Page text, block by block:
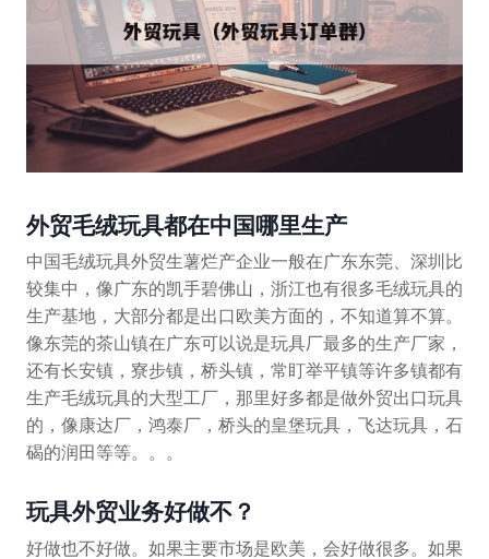
外贸毛绒玩具都在中国哪里生产
中国毛绒玩具外贸生薯烂产企业一般在广东东莞、深圳比
较集中，像广东的凯手碧佛山，浙江也有很多毛绒玩具的
生产基地，大部分都是出口欧美方面的，不知道算不算。
像东莞的茶山镇在广东可以说是玩具厂最多的生产厂家，
还有长安镇，寮步镇，桥头镇，常盯举平镇等许多镇都有
生产毛绒玩具的大型工厂，那里好多都是做外贸出口玩具
的，像康达厂，鸿泰厂，桥头的皇堡玩具，飞达玩具，石
碣的润田等等。。。
玩具外贸业务好做不？
好做也不好做。如果主要市场是欧美，会好做很多。如果